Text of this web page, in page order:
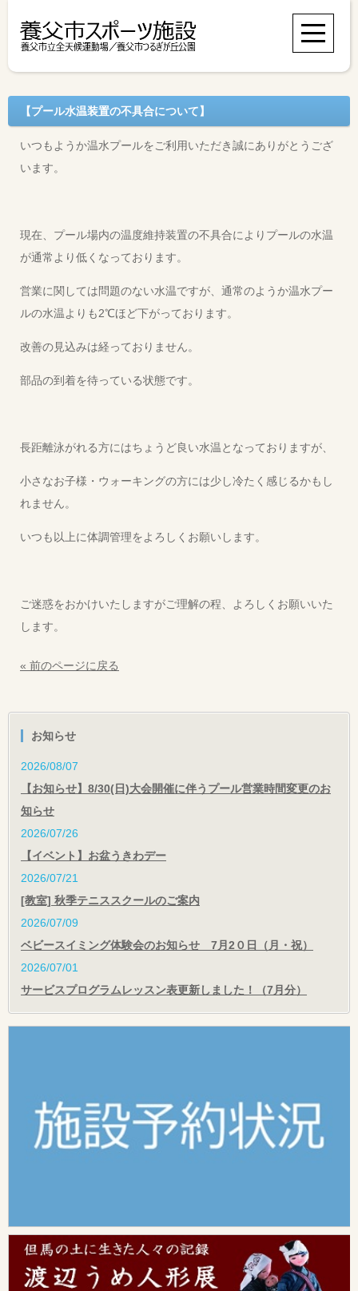
【プール水温装置の不具合について】
いつもようか温水プールをご利用いただき誠にありがとうござ
います。
現在、プール場内の温度維持装置の不具合によりプールの水温
が通常より低くなっております。
営業に関しては問題のない水温ですが、通常のようか温水プー
ルの水温よりも2℃ほど下がっております。
改善の見込みは経っておりません。
部品の到着を待っている状態です。
長距離泳がれる方にはちょうど良い水温となっておりますが、
小さなお子様・ウォーキングの方には少し冷たく感じるかもし
れません。
いつも以上に体調管理をよろしくお願いします。
ご迷惑をおかけいたしますがご理解の程、よろしくお願いいた
します。
« 前のページに戻る
お知らせ
2026/08/07
【お知らせ】8/30(日)大会開催に伴うプール営業時間変更のお
知らせ
2026/07/26
【イベント】お盆うきわデー
2026/07/21
[教室] 秋季テニススクールのご案内
2026/07/09
ベビースイミング体験会のお知らせ 7月2０日（月・祝）
2026/07/01
サービスプログラムレッスン表更新しました！（7月分）